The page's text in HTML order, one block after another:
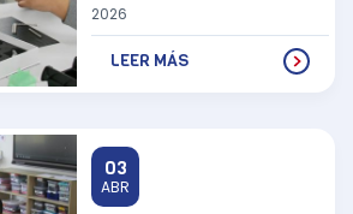
2026
LEER MÁS
03
ABR